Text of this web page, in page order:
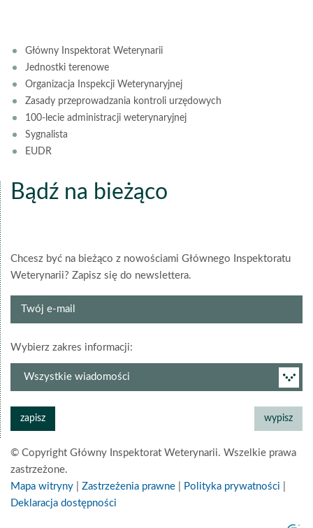
Główny Inspektorat Weterynarii
Jednostki terenowe
Organizacja Inspekcji Weterynaryjnej
Zasady przeprowadzania kontroli urzędowych
100-lecie administracji weterynaryjnej
Sygnalista
EUDR
Bądź na bieżąco
Chcesz być na bieżąco z nowościami Głównego Inspektoratu
Weterynarii? Zapisz się do newslettera.
Twój
Wybierz zakres informacji:
newslettera
© Copyright Główny Inspektorat Weterynarii. Wszelkie prawa
zastrzeżone.
Mapa witryny
Zastrzeżenia prawne Polityka prywatności
Deklaracja dostępności